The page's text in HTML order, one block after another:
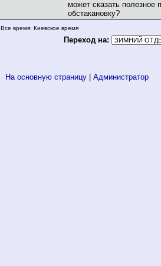
может сказать
обстакановку?
Все время: Киевское время
Переход на:
На основную страницу Администратор